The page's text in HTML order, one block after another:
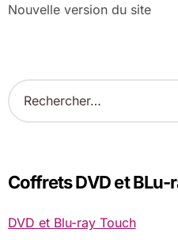
Nouvelle version du site
R
e
r
c
e
Coffrets DVD et BLu-
DVD et Blu-ray Touch